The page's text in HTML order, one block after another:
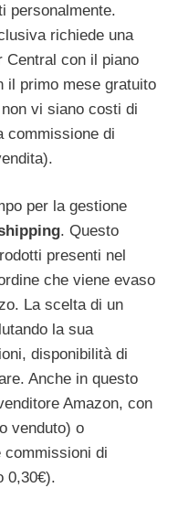
personalmente.
richiede una
Central con il piano
il primo mese gratuito
vi siano costi di
commissione di
per la gestione
. Questo
presenti nel
che viene evaso
La scelta di un
la sua
disponibilità di
Anche in questo
Amazon, con
venduto) o
commissioni di
0,30€).